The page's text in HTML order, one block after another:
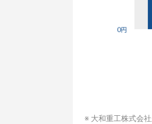
※ 大和重工株式会